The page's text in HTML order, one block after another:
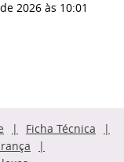
2026 às 10:01
Ficha Técnica